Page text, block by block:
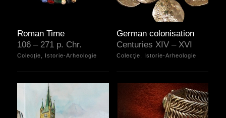
Roman Time
106 – 271 p. Chr.
Colecţie, Istorie-Arheologie
German colonisation
Centuries XIV – XVI
Colecţie, Istorie-Arheologie